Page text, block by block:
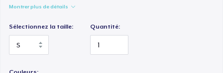
Montrer plus de détails
Sélectionnez la taille: Quantité: